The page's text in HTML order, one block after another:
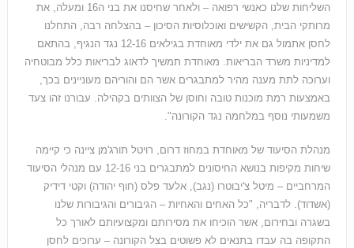
השליחות שלנו כאנשי רפואה – ולאחר שחיסנו את בני ה16 ומעלה, את
מרותקי הבית, הקשישים ואוכלוסיות הסיכון – בהצלחה רבה, התחלנו
לחסן אתמול גם את ילדי מאוחדת בגילאים 12-16 נגד הנגיף, בהתאם
למדיניות משרד הבריאות. מאוחדת תמשיך לדאוג לבריאות כלל מבוטחיה
וערוכה לתת מענה מהיר למתבגרים אשר הם והוריהם מעוניינים בכך,
באמצעות רמת מוכנות טובה וחוסן של הצוותים בקהילה. עבורנו זהו צעד
משמעותי נוסף במלחמה נגד הקורונה".
מנהלת הסיעוד של מאוחדת במחוז דרום, רויטל תורג'מן ציינה כי קיימה
שיחות מקיפות בנושא החיסונים למתבגרים בני 12-16 עם מנהלי הסיעוד
המרחביים – מיטל צ'יבוטרו (נגב), אלעד פלס (חוף יהודה) וקטי דידיק
(אשדוד). לדבריה, "כל האחים והאחיות – הגיבורים והגיבורות שלנו
בשגרה ובחירום, אשר הוכיחו את מסירותם ומקצועיותם לאורך כל
התקופה בה עבדו בתנאים לא פשוטים בצל הקורונה – ערוכים לחסן